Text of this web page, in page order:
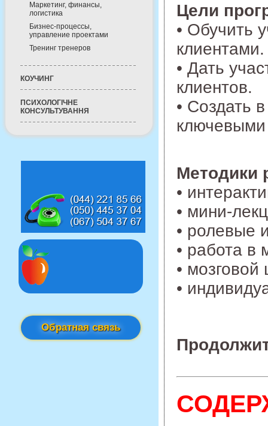
Маркетинг, финансы,
логистика
Бизнес-процессы,
управление проектами
Тренинг тренеров
КОУЧИНГ
ПСИХОЛОГІЧНЕ
КОНСУЛЬТУВАННЯ
Обратная связь
Цели
• Обучить
клиентами.
• Дать
клиентов.
• Создать
Методики
•
• мини-
• ролевые
• работа в
•
•